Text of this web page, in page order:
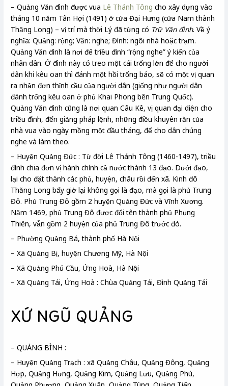
– Quảng Văn đình được vua Lê Thánh Tông cho xây dựng vào
tháng 10 năm Tân Hợi (1491) ở cửa Đại Hưng (cửa Nam thành
Thăng Long) – vị trí mà thời Lý đã từng có Trữ Văn đình. Về ý
nghĩa: Quảng: rộng; Văn: nghe; Đình: ngôi nhà hoặc trạm.
Quảng Văn đình là nơi để triều đình “rộng nghe” ý kiến của
nhân dân. Ở đình này có treo một cái trống lớn để cho người
dân khi kêu oan thì đánh một hồi trống báo, sẽ có một vị quan
ra nhận đơn thỉnh cầu của người dân (giống như người dân
đánh trống kêu oan ở phủ Khai Phong bên Trung Quốc).
Quảng Văn đình cũng là nơi quan Câu Kê, vị quan đại diện cho
triều đình, đến giảng pháp lệnh, những điều khuyên răn của
nhà vua vào ngày mồng một đầu tháng, để cho dân chúng
nghe và làm theo.
– Huyện Quảng Đức : Từ đời Lê Thánh Tông (1460-1497), triều
đình chia đơn vị hành chính cả nước thành 13 đạo. Dưới đạo,
lại cho đặt thành các phủ, huyện, châu rồi đến xã. Kinh đô
Thăng Long bấy giờ lại không gọi là đạo, mà gọi là phủ Trung
Đô. Phủ Trung Đô gồm 2 huyện Quảng Đức và Vĩnh Xương.
Năm 1469, phủ Trung Đô được đổi tên thành phủ Phụng
Thiên, vẫn gồm 2 huyện của phủ Trung Đô trước đó.
– Phường Quảng Bá, thành phố Hà Nội
– Xã Quảng Bị, huyện Chương Mỹ, Hà Nội
– Xã Quảng Phú Cầu, Ứng Hoà, Hà Nội
– Xã Quảng Tái, Ứng Hoà : Chùa Quảng Tái, Đình Quảng Tái
XỨ NGŨ QUẢNG
– QUẢNG BÌNH :
– Huyện Quảng Trạch : xã Quảng Châu, Quảng Đông, Quảng
Hợp, Quảng Hưng, Quảng Kim, Quảng Lưu, Quảng Phú,